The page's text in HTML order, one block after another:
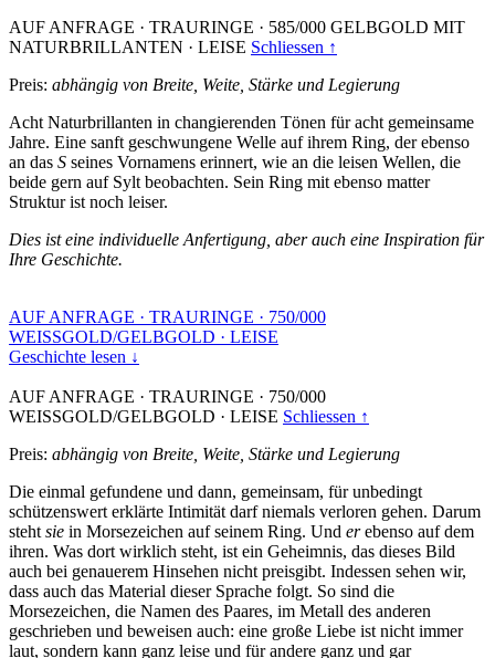
AUF ANFRAGE · TRAURINGE · 585/000 GELBGOLD MIT
NATURBRILLANTEN · LEISE Schliessen ↑
Preis: abhängig von Breite, Weite, Stärke und Legierung
Acht Naturbrillanten in changierenden Tönen für acht gemeinsame
Jahre. Eine sanft geschwungene Welle auf ihrem Ring, der ebenso
an das S seines Vornamens erinnert, wie an die leisen Wellen, die
beide gern auf Sylt beobachten. Sein Ring mit ebenso matter
Struktur ist noch leiser.
Dies ist eine individuelle Anfertigung, aber auch eine Inspiration für
Ihre Geschichte.
AUF ANFRAGE · TRAURINGE · 750/000
WEISSGOLD/GELBGOLD · LEISE
Geschichte lesen ↓
AUF ANFRAGE · TRAURINGE · 750/000
WEISSGOLD/GELBGOLD · LEISE Schliessen ↑
Preis: abhängig von Breite, Weite, Stärke und Legierung
Die einmal gefundene und dann, gemeinsam, für unbedingt
schützenswert erklärte Intimität darf niemals verloren gehen. Darum
steht sie in Morsezeichen auf seinem Ring. Und erebenso auf dem
ihren. Was dort wirklich steht, ist ein Geheimnis, das dieses Bild
auch bei genauerem Hinsehen nicht preisgibt. Indessen sehen wir,
dass auch das Material dieser Sprache folgt. So sind die
Morsezeichen, die Namen des Paares, im Metall des anderen
geschrieben und beweisen auch: eine große Liebe ist nicht immer
laut, sondern kann ganz leise und für andere ganz und gar